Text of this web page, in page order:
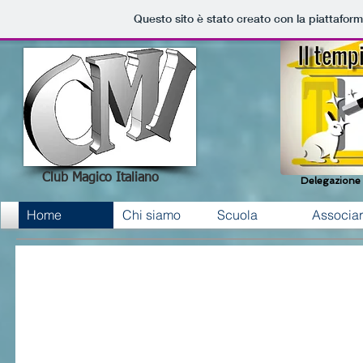
Questo sito è stato creato con la
Club Magico Italiano
Home Chi siamo Scuola